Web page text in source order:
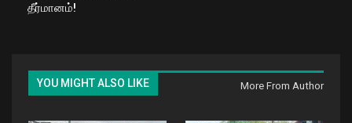
தீர்மானம்!
YOU MIGHT ALSO LIKE More From Author